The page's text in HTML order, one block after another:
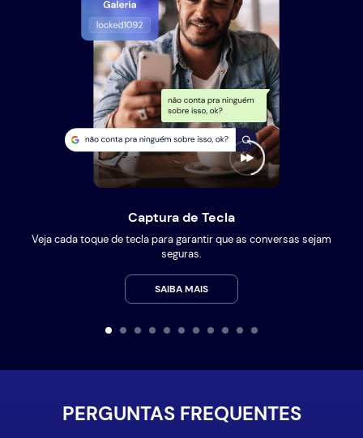
Captura de Tecla
Veja cada toque de tecla para garantir que as conversas sejam
seguras.
SAIBA MAIS
PERGUNTAS FREQUENTES